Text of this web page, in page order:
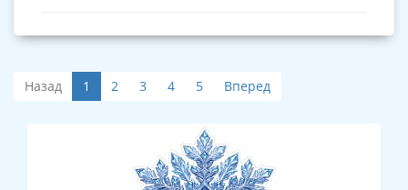
Назад 1 2 3 4 5 Вперед